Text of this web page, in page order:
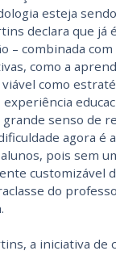
esteja
declara que já
– combinada
como a
como
experiência
senso de
agora é
pois sem
customizável
do
a iniciativa de